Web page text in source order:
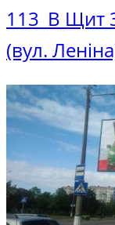
113_В Щит
(вул.